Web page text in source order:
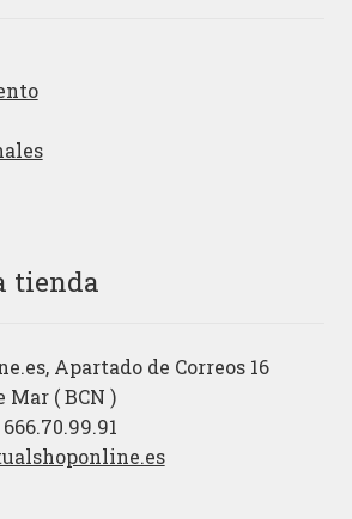
tienda
Apartado de Correos 16
Mar ( BCN )